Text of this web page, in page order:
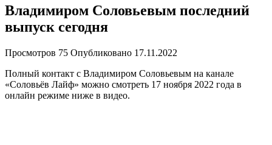
Владимиром Соловьевым последний
выпуск сегодня
Просмотров 75 Опубликовано 17.11.2022
Полный контакт с Владимиром Соловьевым на канале
«Соловьёв Лайф» можно смотреть 17 ноября 2022 года в
онлайн режиме ниже в видео.